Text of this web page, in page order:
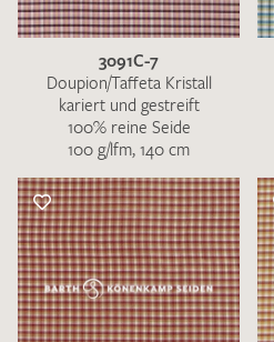
3091C-7
Doupion/Taffeta Kristall
kariert und gestreift
100% reine Seide
100 g/lfm, 140 cm